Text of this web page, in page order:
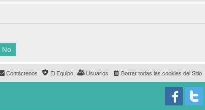
Borrar todas las cookies del Sitio
Usuarios
El Equipo
Contáctenos